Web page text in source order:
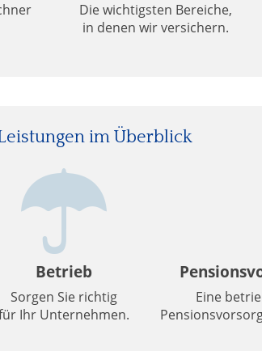
Die wichtigsten Bereiche,
in denen wir versichern.
im Überblick
Betrieb
Sorgen Sie richtig
Ihr Unternehmen.
Eine